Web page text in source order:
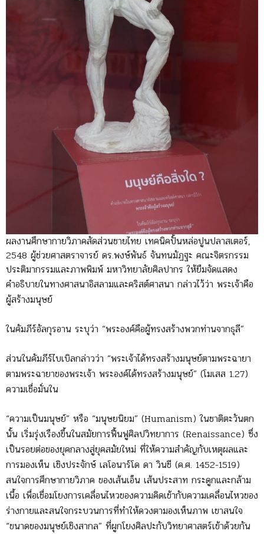
ผลงานศึกษากายวิภาคสัดส่วนชายไทย เทคนิคปั้นหล่อปูนปลาสเตอร์,
2548 ผู้ช่วยศาสตราจารย์ ดร.พงษ์พันธ์ จันทนมัฏฐะ คณะจิตรกรรม
ประติมากรรมและภาพพิมพ์ มหาวิทยาลัยศิลปากร ให้ยืมจัดแสดง
คำอธิบายในทางศาสนาอิสลามและคริสต์ศาสนา กล่าวไว้ว่า พระเจ้าคือ
ผู้สร้างมนุษย์
ในคัมภีร์อัลกุรอาน ระบุว่า “พระองค์คือผู้ทรงสร้างพวกท่านจากธุลี”
ส่วนในคัมภีร์ไบเบิลกล่าวว่า “พระเจ้าได้ทรงสร้างมนุษย์ตามพระฉายา
ตามพระฉายาของพระเจ้า พระองค์ได้ทรงสร้างมนุษย์” (โมเสส 1.27)
ความเชื่อมั่นใน
“ความเป็นมนุษย์” หรือ “มนุษยนิยม” (Humanism) ในชาติตะวันตก
นั้น เริ่มรุ่งเรืองขึ้นในสมัยการฟื้นฟูศิลปวิทยาการ (Renaissance) ซึ่ง
เป็นรอยต่อของยุคกลางสู่ยุคสมัยใหม่ ที่ให้ความสำคัญกับเหตุผลและ
การมองเห็น เชิงประจักษ์ เลโอนาร์โด ดา วินชี (ค.ศ. 1452-1519)
สนใจการศึกษากายวิภาค ของเส้นเอ็น เส้นประสาท กระดูกและกล้าม
เนื้อ เพื่อเชื่อมโยงการเคลื่อนไหวของความคิดเข้ากับความเคลื่อนไหวของ
ร่างกายและสนใจกระบวนการที่ทำให้ดวงตามองเห็นภาพ เขาสนใจ
“ขนาดของมนุษย์เชิงสากล” ที่ผูกโยงศิลปะกับวิทยาศาสตร์เข้าด้วยกัน